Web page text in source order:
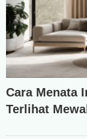
Cara Menata
Terlihat